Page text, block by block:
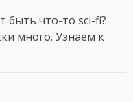
быть что-то sci-fi?
много. Узнаем к